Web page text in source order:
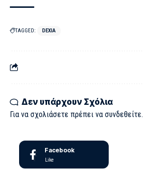
TAGGED: DEXIA
Δεν υπάρχουν Σχόλια
Για να σχολιάσετε πρέπει να συνδεθείτε.
Facebook
Like